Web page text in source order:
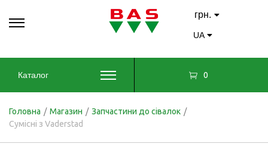
грн.
UA
Каталог 0
Головна / Магазин / Запчастини до сівалок /
Сумісні з Vaderstad